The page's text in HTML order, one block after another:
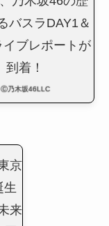
Ⓒ乃木坂46LLC